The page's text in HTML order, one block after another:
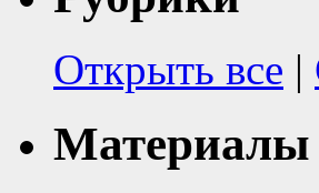
Открыть все |
Материалы